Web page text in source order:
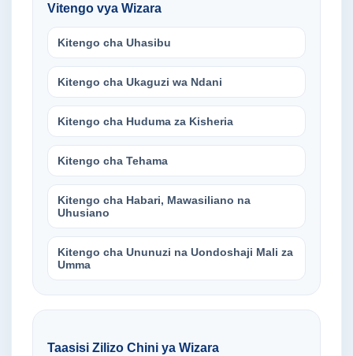
Vitengo vya Wizara
Kitengo cha Uhasibu
Kitengo cha Ukaguzi wa Ndani
Kitengo cha Huduma za Kisheria
Kitengo cha Tehama
Kitengo cha Habari, Mawasiliano na
Uhusiano
Kitengo cha Ununuzi na Uondoshaji Mali za
Umma
Taasisi Zilizo Chini ya Wizara